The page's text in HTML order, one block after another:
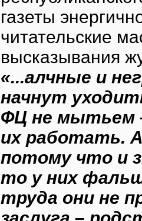
газеты
читательские
высказывания
«...алчные и
начнут
ФЦ не мытьем
их работать.
потому что и
то у них
труда они не